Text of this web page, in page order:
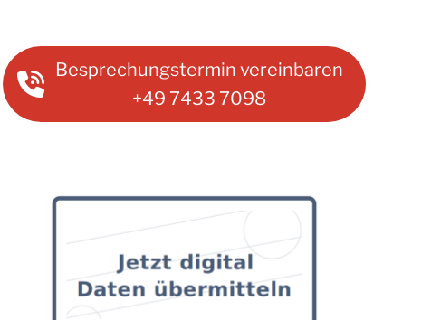
Besprechungstermin vereinbaren
+49 7433 7098